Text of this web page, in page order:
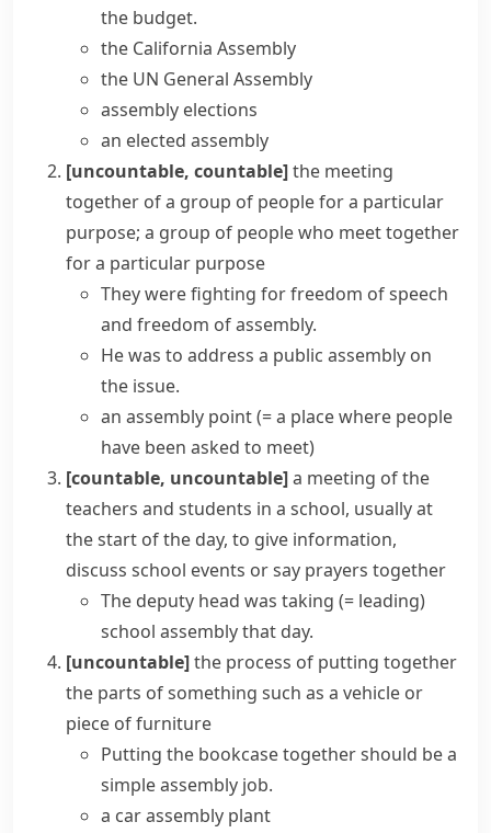
the budget.
the California Assembly
the UN General Assembly
assembly elections
an elected assembly
[uncountable, countable]the meeting
together of a group of people for a particular
purpose; a group of people who meet together
for a particular purpose
They were fighting for freedom of speech
and freedom of assembly.
He was to address a public assembly on
the issue.
an assembly point(= a place where people
have been asked to meet)
[countable, uncountable]a meeting of the
teachers and students in a school, usually at
the start of the day, to give information,
discuss school events or say prayers together
The deputy head was taking (= leading)
school assembly that day.
[uncountable]the process of putting together
the parts of something such as a vehicle or
piece of furniture
Putting the bookcase together should be a
simple assembly job.
a car assembly plant